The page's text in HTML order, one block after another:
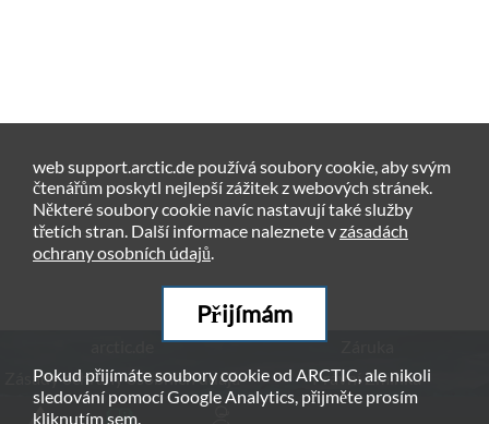
Zásady ochrany osobních údajů
Právní Zmínka
web support.arctic.de používá soubory cookie, aby svým
čtenářům poskytl nejlepší zážitek z webových stránek.
Některé soubory cookie navíc nastavují také služby
třetích stran. Další informace naleznete vzásadách
ochrany osobních údajů.
Přijímám
Pokud přijímáte soubory cookie od ARCTIC, ale nikoli
sledování pomocí Google Analytics, přijměte prosím
kliknutímsem.